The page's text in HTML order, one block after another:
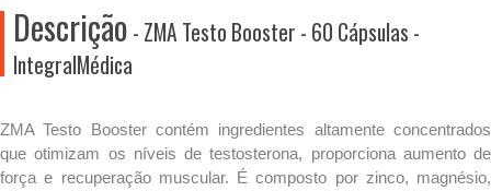
Descrição - ZMA Testo Booster - 60 Cápsulas -
IntegralMédica
ZMA Testo Booster contém ingredientes altamente concentrados
que otimizam os níveis de testosterona, proporciona aumento de
força e recuperação muscular. É composto por zinco, magnésio,